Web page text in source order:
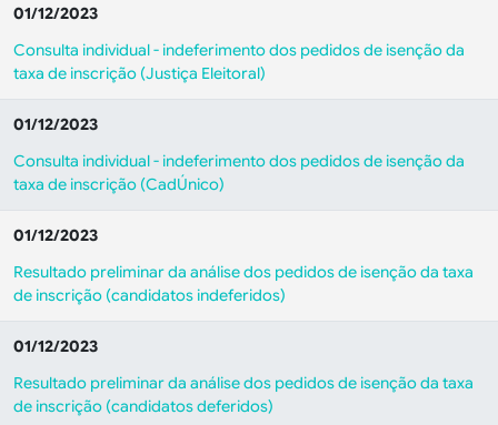
01/12/2023
Consulta individual - indeferimento dos pedidos de isenção da
taxa de inscrição (Justiça Eleitoral)
01/12/2023
Consulta individual - indeferimento dos pedidos de isenção da
taxa de inscrição (CadÚnico)
01/12/2023
Resultado preliminar da análise dos pedidos de isenção da taxa
de inscrição (candidatos indeferidos)
01/12/2023
Resultado preliminar da análise dos pedidos de isenção da taxa
de inscrição (candidatos deferidos)